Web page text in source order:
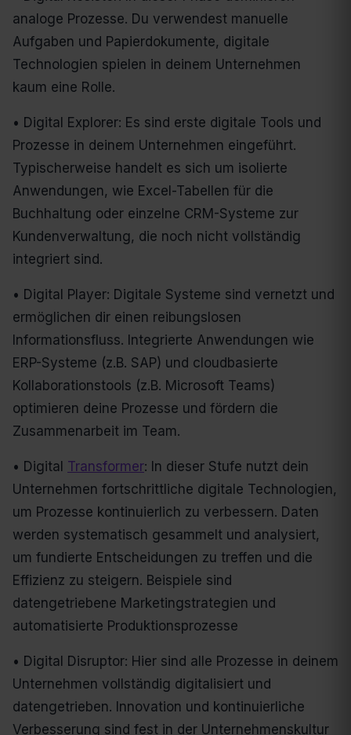
analoge Prozesse. Du verwendest manuelle
Aufgaben und Papierdokumente, digitale
Technologien spielen in deinem Unternehmen
kaum eine Rolle.
• Digital Explorer: Es sind erste digitale Tools und
Prozesse in deinem Unternehmen eingeführt.
Typischerweise handelt es sich um isolierte
Anwendungen, wie Excel-Tabellen für die
Buchhaltung oder einzelne CRM-Systeme zur
Kundenverwaltung, die noch nicht vollständig
integriert sind.
• Digital Player: Digitale Systeme sind vernetzt und
ermöglichen dir einen reibungslosen
Informationsfluss. Integrierte Anwendungen wie
ERP-Systeme (z.B. SAP) und cloudbasierte
Kollaborationstools (z.B. Microsoft Teams)
optimieren deine Prozesse und fördern die
Zusammenarbeit im Team.
• Digital Transformer: In dieser Stufe nutzt dein
Unternehmen fortschrittliche digitale Technologien,
um Prozesse kontinuierlich zu verbessern. Daten
werden systematisch gesammelt und analysiert,
um fundierte Entscheidungen zu treffen und die
Effizienz zu steigern. Beispiele sind
datengetriebene Marketingstrategien und
automatisierte Produktionsprozesse
• Digital Disruptor: Hier sind alle Prozesse in deinem
Unternehmen vollständig digitalisiert und
datengetrieben. Innovation und kontinuierliche
Verbesserung sind fest in der Unternehmenskultur